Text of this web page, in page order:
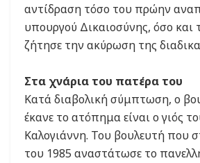
αντίδραση τόσο του πρώην
υπουργού Δικαιοσύνης, όσο και
ζήτησε την ακύρωση της
Στα χνάρια του πατέρα του
Κατά διαβολική σύμπτωση, ο
έκανε το ατόπημα είναι ο γιός
Καλογιάννη. Του βουλευτή που
του 1985 αναστάτωσε το